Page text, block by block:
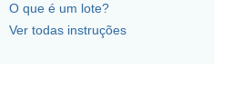
O que é um lote?
Ver todas instruções